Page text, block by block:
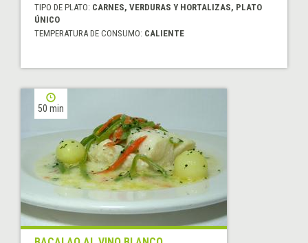
TIPO DE PLATO: CARNES, VERDURAS Y HORTALIZAS, PLATO
ÚNICO
TEMPERATURA DE CONSUMO: CALIENTE
50 min